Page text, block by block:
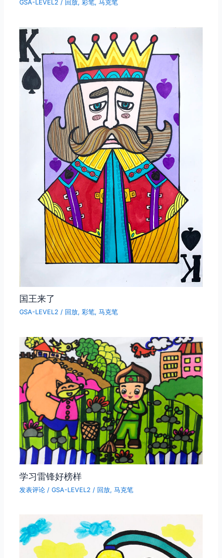
GSA-LEVEL2 / 回放,彩笔,马克笔
国王来了
GSA-LEVEL2 / 回放,彩笔,马克笔
学习雷锋好榜样
发表评论 /GSA-LEVEL2 / 回放,马克笔